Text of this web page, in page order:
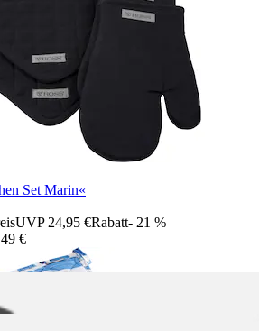
Set Marin«
UVP 24,95 €Rabatt- 21 %
€